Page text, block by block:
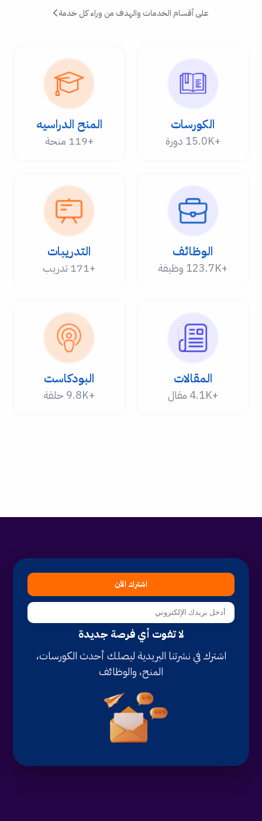
على أقسام الخدمات والهدف من وراء كل خدمة
الكورسات
+15.0K دورة
المنح الدراسيه
+119 منحة
الوظائف
+123.7K وظيفة
التدريبات
+171 تدريب
المقالات
+4.1K مقال
البودكاست
+9.8K حلقة
اشترك الآن
لا تفوت أي فرصة جديدة
اشترك في نشرتنا البريدية ليصلك أحدث الكورسات،
المنح، والوظائف